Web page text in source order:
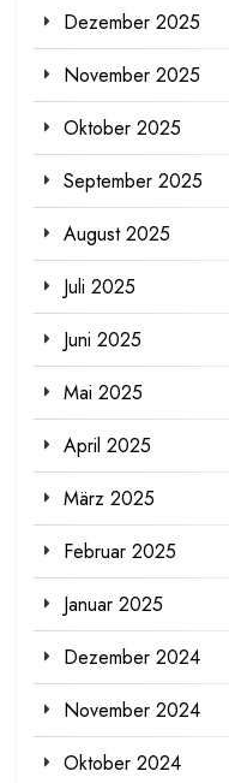
Dezember 2025
November 2025
Oktober 2025
September 2025
August 2025
Juli 2025
Juni 2025
Mai 2025
April 2025
März 2025
Februar 2025
Januar 2025
Dezember 2024
November 2024
Oktober 2024